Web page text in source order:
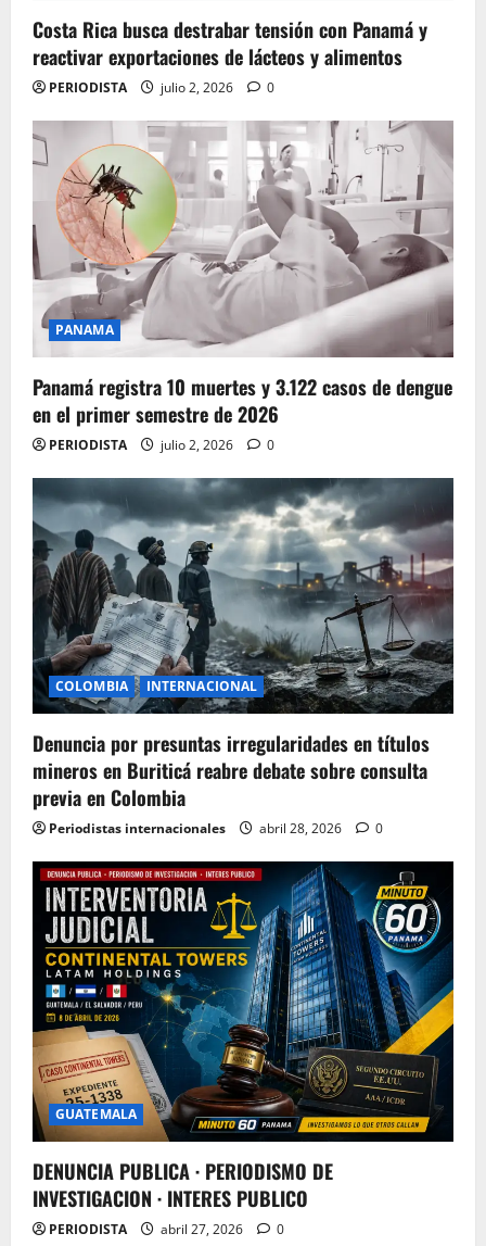
Costa Rica busca destrabar tensión con Panamá y
reactivar exportaciones de lácteos y alimentos
PERIODISTA julio 2, 2026 0
PANAMA
Panamá registra 10 muertes y 3.122 casos de dengue
en el primer semestre de 2026
PERIODISTA julio 2, 2026 0
COLOMBIA INTERNACIONAL
Denuncia por presuntas irregularidades en títulos
mineros en Buriticá reabre debate sobre consulta
previa en Colombia
Periodistas internacionales abril 28, 2026 0
GUATEMALA
DENUNCIA PUBLICA · PERIODISMO DE
INVESTIGACION · INTERES PUBLICO
PERIODISTA abril 27, 2026 0